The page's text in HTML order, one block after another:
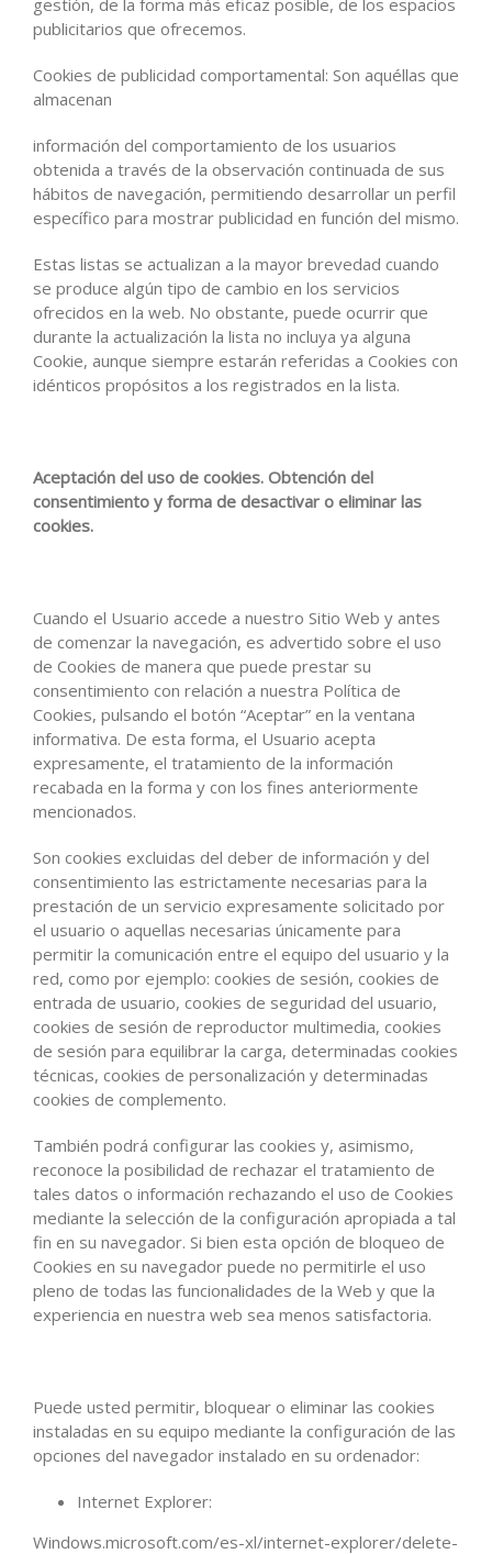
gestión, de la forma más eficaz posible, de los espacios
publicitarios que ofrecemos.
Cookies de publicidad comportamental: Son aquéllas que
almacenan
información del comportamiento de los usuarios
obtenida a través de la observación continuada de sus
hábitos de navegación, permitiendo desarrollar un perfil
específico para mostrar publicidad en función del mismo.
Estas listas se actualizan a la mayor brevedad cuando
se produce algún tipo de cambio en los servicios
ofrecidos en la web. No obstante, puede ocurrir que
durante la actualización la lista no incluya ya alguna
Cookie, aunque siempre estarán referidas a Cookies con
idénticos propósitos a los registrados en la lista.
Aceptación del uso de cookies. Obtención del
consentimiento y forma de desactivar o eliminar las
cookies.
Cuando el Usuario accede a nuestro Sitio Web y antes
de comenzar la navegación, es advertido sobre el uso
de Cookies de manera que puede prestar su
consentimiento con relación a nuestra Política de
Cookies, pulsando el botón “Aceptar” en la ventana
informativa. De esta forma, el Usuario acepta
expresamente, el tratamiento de la información
recabada en la forma y con los fines anteriormente
mencionados.
Son cookies excluidas del deber de información y del
consentimiento las estrictamente necesarias para la
prestación de un servicio expresamente solicitado por
el usuario o aquellas necesarias únicamente para
permitir la comunicación entre el equipo del usuario y la
red, como por ejemplo: cookies de sesión, cookies de
entrada de usuario, cookies de seguridad del usuario,
cookies de sesión de reproductor multimedia, cookies
de sesión para equilibrar la carga, determinadas cookies
técnicas, cookies de personalización y determinadas
cookies de complemento.
También podrá configurar las cookies y, asimismo,
reconoce la posibilidad de rechazar el tratamiento de
tales datos o información rechazando el uso de Cookies
mediante la selección de la configuración apropiada a tal
fin en su navegador. Si bien esta opción de bloqueo de
Cookies en su navegador puede no permitirle el uso
pleno de todas las funcionalidades de la Web y que la
experiencia en nuestra web sea menos satisfactoria.
Puede usted permitir, bloquear o eliminar las cookies
instaladas en su equipo mediante la configuración de las
opciones del navegador instalado en su ordenador:
Internet Explorer:
Windows.microsoft.com/es-xl/internet-explorer/delete-